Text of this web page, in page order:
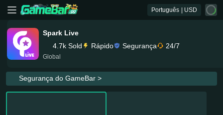
Português | USD
Spark Live
4.7k Sold
Rápido Segurança 24/7
Global
Segurança do GameBar >